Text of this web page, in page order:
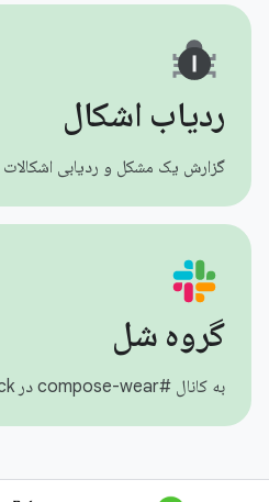
ردیاب اشکال
گزارش یک مشکل و ردیابی اشکالات
گروه شل
به کانال #compose-wear در KotlinLang Slack بپیوندید